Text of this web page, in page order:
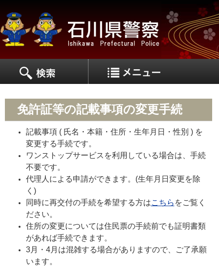
免許証等の記載事項の変更手続
記載事項 ( 氏名・本籍・住所・生年月日・性別 ) を
変更する手続です。
ワンストップサービスを利用している場合は、手続
不要です。
代理人による申請ができます。(生年月日変更を除
く)
同時に再交付の手続を希望する方はこちら をご覧く
ださい。
住所の変更については住民票の手続前でも証明書類
があれば手続できます。
3月・4月は混雑する場合がありますので、ご了承願
います。